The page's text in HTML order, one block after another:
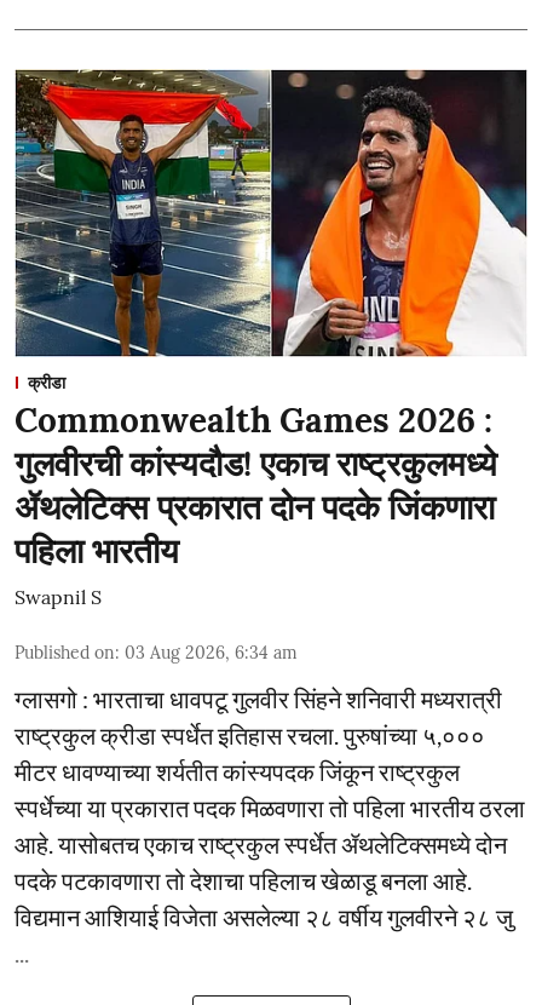
क्रीडा
Commonwealth Games 2026 :
गुलवीरची कांस्यदौड! एकाच राष्ट्रकुलमध्ये
ॲथलेटिक्स प्रकारात दोन पदके जिंकणारा
पहिला भारतीय
Swapnil S
Published on: 03 Aug 2026, 6:34 am
ग्लासगो : भारताचा धावपटू गुलवीर सिंहने शनिवारी मध्यरात्री
राष्ट्रकुल क्रीडा स्पर्धेत इतिहास रचला. पुरुषांच्या ५,०‌००
मीटर धावण्याच्या शर्यतीत कांस्यपदक जिंकून राष्ट्रकुल
स्पर्धेच्या या प्रकारात पदक मिळवणारा तो पहिला भारतीय ठरला
आहे. यासोबतच एकाच राष्ट्रकुल स्पर्धेत ॲथलेटिक्समध्ये दोन
पदके पटकावणारा तो देशाचा पहिलाच खेळाडू बनला आहे.
विद्यमान आशियाई विजेता असलेल्या २८ वर्षीय गुलवीरने २८ जु
...